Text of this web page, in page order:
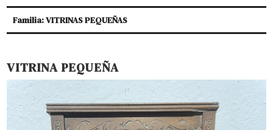
Familia: VITRINAS PEQUEÑAS
VITRINA PEQUEÑA